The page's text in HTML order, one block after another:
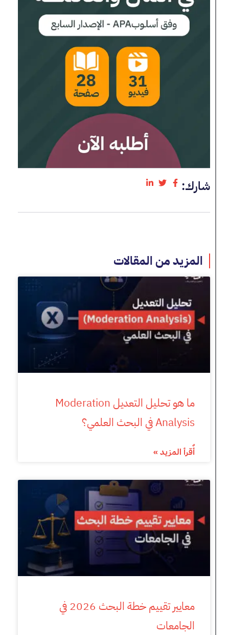
شارك:
المزيد من المقالات
ما هو تحليل التعديل Moderation
Analysis في البحث العلمي؟
أٌقرأ المزيد »
معايير تقييم خطة البحث 2026 في
الجامعات